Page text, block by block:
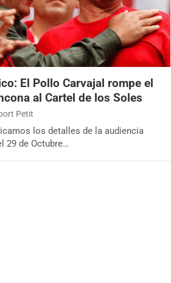
El Pollo Carvajal rompe el
al Cartel de los Soles
Petit
los detalles de la audiencia
29 de Octubre…